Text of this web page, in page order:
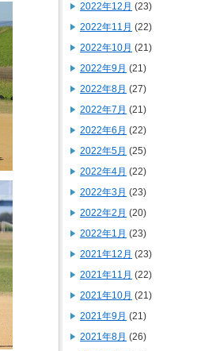
2022年12月 (23)
2022年11月 (22)
2022年10月 (21)
2022年9月 (21)
2022年8月 (27)
2022年7月 (21)
2022年6月 (22)
2022年5月 (25)
2022年4月 (22)
2022年3月 (23)
2022年2月 (20)
2022年1月 (23)
2021年12月 (23)
2021年11月 (22)
2021年10月 (21)
2021年9月 (21)
2021年8月 (26)